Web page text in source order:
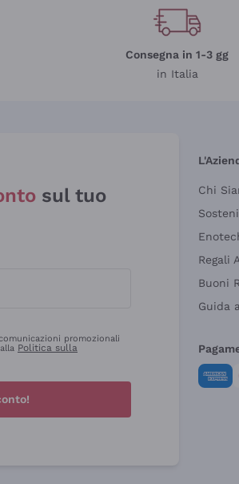
Consegna in 1-3 gg
in Italia
sul tuo
promozionali
Politica sulla
Chi
Regali
Buoni
Guida